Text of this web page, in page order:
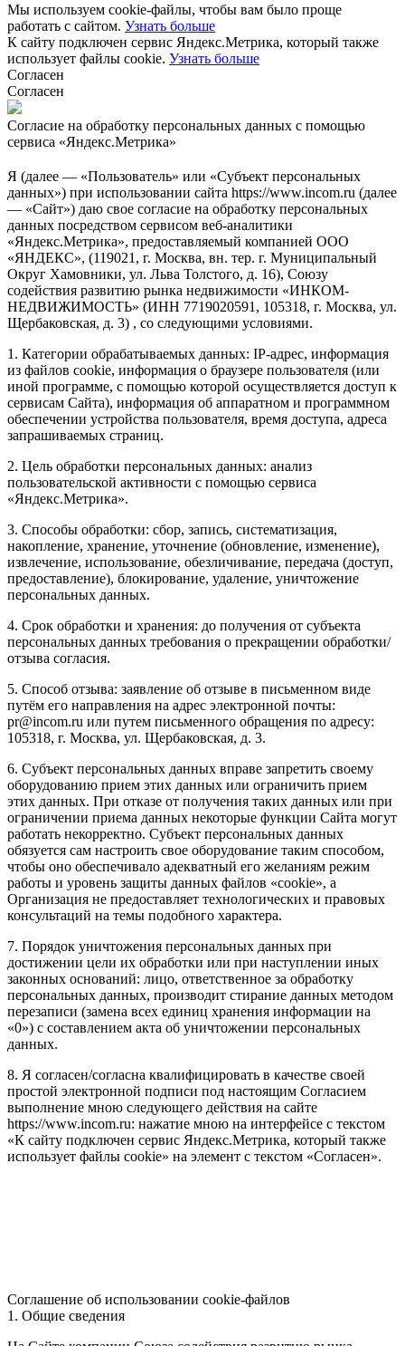
Мы используем cookie-файлы, чтобы вам было проще
работать с сайтом. Узнать больше
К сайту подключен сервис Яндекс.Метрика, который также
использует файлы cookie. Узнать больше
Согласен
Согласен
Согласие на обработку персональных данных с помощью
сервиса «Яндекс.Метрика»
Я (далее — «Пользователь» или «Субъект персональных
данных») при использовании сайта https://www.incom.ru (далее
— «Сайт») даю свое согласие на обработку персональных
данных посредством сервисом веб-аналитики
«Яндекс.Метрика», предоставляемый компанией ООО
«ЯНДЕКС», (119021, г. Москва, вн. тер. г. Муниципальный
Округ Хамовники, ул. Льва Толстого, д. 16), Союзу
содействия развитию рынка недвижимости «ИНКОМ-
НЕДВИЖИМОСТЬ» (ИНН 7719020591, 105318, г. Москва, ул.
Щербаковская, д. 3) , со следующими условиями.
1. Категории обрабатываемых данных: IP-адрес, информация
из файлов cookie, информация о браузере пользователя (или
иной программе, с помощью которой осуществляется доступ к
сервисам Сайта), информация об аппаратном и программном
обеспечении устройства пользователя, время доступа, адреса
запрашиваемых страниц.
2. Цель обработки персональных данных: анализ
пользовательской активности с помощью сервиса
«Яндекс.Метрика».
3. Способы обработки: сбор, запись, систематизация,
накопление, хранение, уточнение (обновление, изменение),
извлечение, использование, обезличивание, передача (доступ,
предоставление), блокирование, удаление, уничтожение
персональных данных.
4. Срок обработки и хранения: до получения от субъекта
персональных данных требования о прекращении обработки/
отзыва согласия.
5. Способ отзыва: заявление об отзыве в письменном виде
путём его направления на адрес электронной почты:
pr@incom.ru или путем письменного обращения по адресу:
105318, г. Москва, ул. Щербаковская, д. 3.
6. Субъект персональных данных вправе запретить своему
оборудованию прием этих данных или ограничить прием
этих данных. При отказе от получения таких данных или при
ограничении приема данных некоторые функции Сайта могут
работать некорректно. Субъект персональных данных
обязуется сам настроить свое оборудование таким способом,
чтобы оно обеспечивало адекватный его желаниям режим
работы и уровень защиты данных файлов «cookie», а
Организация не предоставляет технологических и правовых
консультаций на темы подобного характера.
7. Порядок уничтожения персональных данных при
достижении цели их обработки или при наступлении иных
законных оснований: лицо, ответственное за обработку
персональных данных, производит стирание данных методом
перезаписи (замена всех единиц хранения информации на
«0») с составлением акта об уничтожении персональных
данных.
8. Я согласен/согласна квалифицировать в качестве своей
простой электронной подписи под настоящим Согласием
выполнение мною следующего действия на сайте
https://www.incom.ru: нажатие мною на интерфейсе с текстом
«К сайту подключен сервис Яндекс.Метрика, который также
использует файлы cookie» на элемент с текстом «Согласен».
Соглашение об использовании cookie-файлов
1. Общие сведения